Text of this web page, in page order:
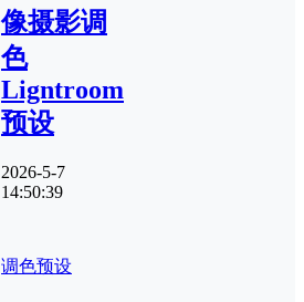
像摄影调
色
Ligntroom
预设
2026-5-7
14:50:39
调色预设